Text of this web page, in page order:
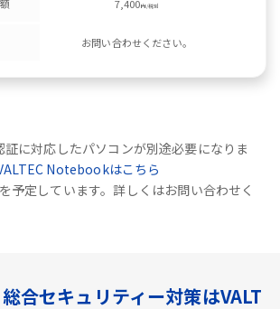
7,400円/税別
お問い合わせください。
に対応したパソコンが別途必要になりま
Notebookはこちら
予定しています。詳しくはお問い合わせく
合セキュリティー対策はVALT